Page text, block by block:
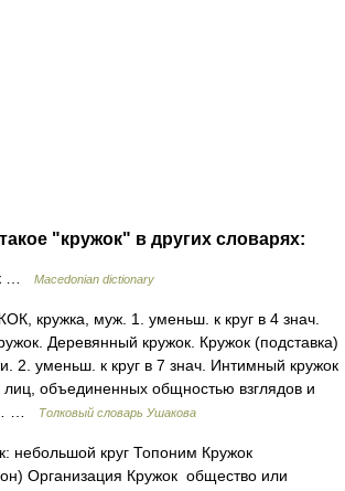
"кружок" в других словарях:
… Macedonian dictionary
кружка, муж. 1. уменьш. к круг в 4 знач.
Деревянный кружок. Кружок (подставка)
2. уменьш. к круг в 7 знач. Интимный кружок
лиц, объединенных общностью взглядов и
…
Толковый словарь Ушакова
небольшой круг Топоним Кружок
Организация Кружок общество или